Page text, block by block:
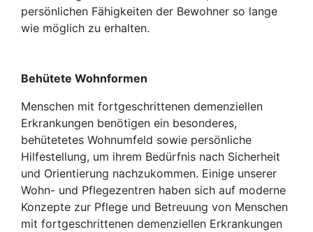
persönlichen Fähigkeiten der Bewohner so lange
wie möglich zu erhalten.
Behütete Wohnformen
Menschen mit fortgeschrittenen demenziellen
Erkrankungen benötigen ein besonderes,
behütetetes Wohnumfeld sowie persönliche
Hilfestellung, um ihrem Bedürfnis nach Sicherheit
und Orientierung nachzukommen. Einige unserer
Wohn- und Pflegezentren haben sich auf moderne
Konzepte zur Pflege und Betreuung von Menschen
mit fortgeschrittenen demenziellen Erkrankungen